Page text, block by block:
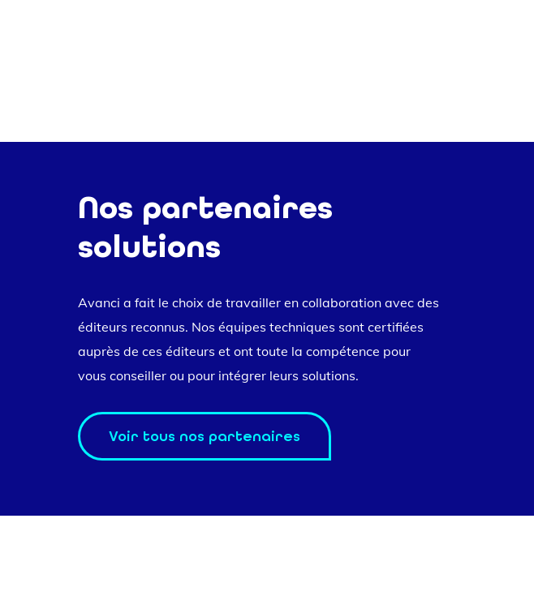
Nos partenaires
solutions
Avanci a fait le choix de travailler en collaboration avec des
éditeurs reconnus. Nos équipes techniques sont certifiées
auprès de ces éditeurs et ont toute la compétence pour
vous conseiller ou pour intégrer leurs solutions.
Voir tous nos partenaires